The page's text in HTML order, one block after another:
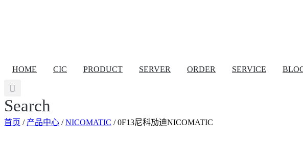
HOME CIC PRODUCT SERVER ORDER SERVICE
Search
首页 / 产品中心 /NICOMATIC / 0F13尼科劢迪NICOMATIC